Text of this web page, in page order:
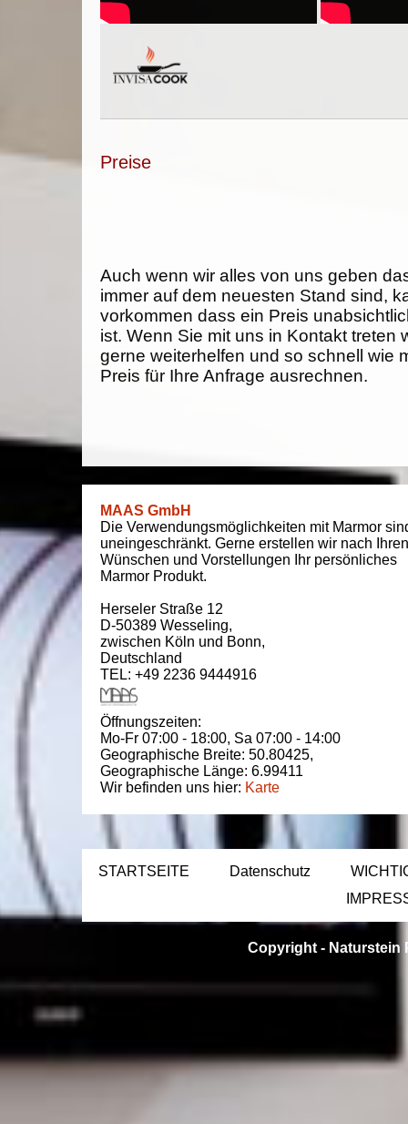
Preise
Auch wenn wir alles von uns geben
immer auf dem neuesten Stand sind,
vorkommen dass ein Preis
ist. Wenn Sie mit uns in Kontakt treten
gerne weiterhelfen und so schnell wie
Preis für Ihre Anfrage ausrechnen.
MAAS GmbH
Die Verwendungsmöglichkeiten mit Marmor
uneingeschränkt. Gerne erstellen wir nach Ihren
Wünschen und Vorstellungen Ihr persönliches
Marmor Produkt.
Herseler Straße 12
D-50389 Wesseling,
zwischen Köln und Bonn,
Deutschland
TEL: +49 2236 9444916
Öffnungszeiten:
Mo-Fr 07:00 - 18:00, Sa 07:00 - 14:00
Geographische Breite: 50.80425,
Geographische Länge: 6.99411
Wir befinden uns hier: Karte
STARTSEITE Datenschutz
Copyright - Naturstein